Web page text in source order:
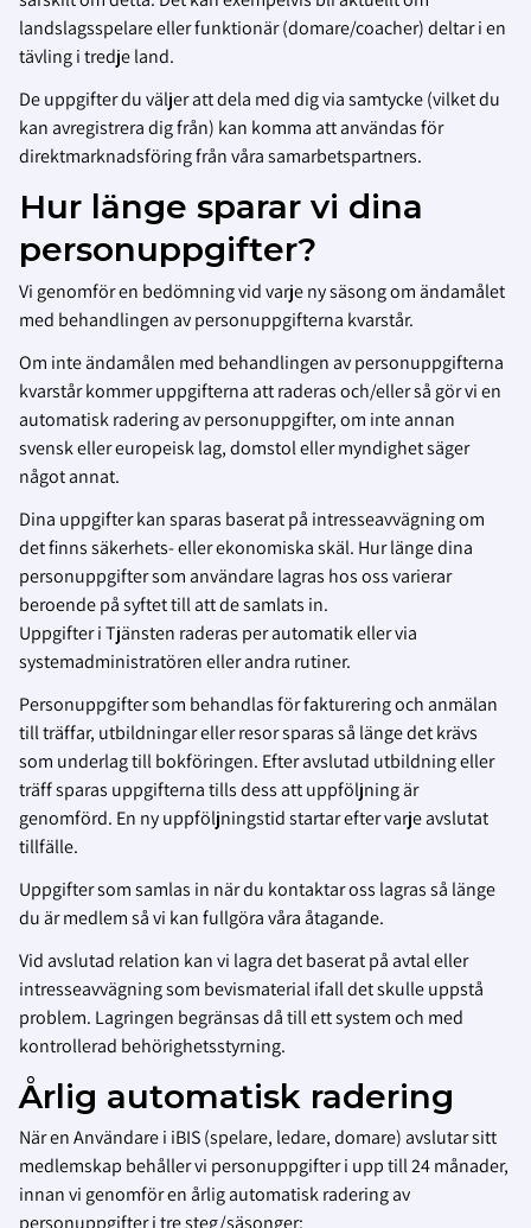
landslagsspelare eller funktionär (domare/coacher) deltar i en
tävling i tredje land.
De uppgifter du väljer att dela med dig via samtycke (vilket du
kan avregistrera dig från) kan komma att användas för
direktmarknadsföring från våra samarbetspartners.
Hur länge sparar vi dina
personuppgifter?
Vi genomför en bedömning vid varje ny säsong om ändamålet
med behandlingen av personuppgifterna kvarstår.
Om inte ändamålen med behandlingen av personuppgifterna
kvarstår kommer uppgifterna att raderas och/eller så gör vi en
automatisk radering av personuppgifter, om inte annan
svensk eller europeisk lag, domstol eller myndighet säger
något annat.
Dina uppgifter kan sparas baserat på intresseavvägning om
det finns säkerhets- eller ekonomiska skäl. Hur länge dina
personuppgifter som användare lagras hos oss varierar
beroende på syftet till att de samlats in.
Uppgifter i Tjänsten raderas per automatik eller via
systemadministratören eller andra rutiner.
Personuppgifter som behandlas för fakturering och anmälan
till träffar, utbildningar eller resor sparas så länge det krävs
som underlag till bokföringen. Efter avslutad utbildning eller
träff sparas uppgifterna tills dess att uppföljning är
genomförd. En ny uppföljningstid startar efter varje avslutat
tillfälle.
Uppgifter som samlas in när du kontaktar oss lagras så länge
du är medlem så vi kan fullgöra våra åtagande.
Vid avslutad relation kan vi lagra det baserat på avtal eller
intresseavvägning som bevismaterial ifall det skulle uppstå
problem. Lagringen begränsas då till ett system och med
kontrollerad behörighetsstyrning.
Årlig automatisk radering
När en Användare i iBIS (spelare, ledare, domare) avslutar sitt
medlemskap behåller vi personuppgifter i upp till 24 månader,
innan vi genomför en årlig automatisk radering av
personuppgifter i tre steg/säsonger: